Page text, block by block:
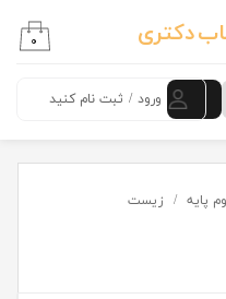
دکتری
ورود / ثبت نام کنید
۰
پایه زیست